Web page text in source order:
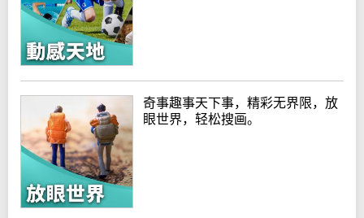
奇事趣事天下事，精彩无界限，放
眼世界，轻松搜画。